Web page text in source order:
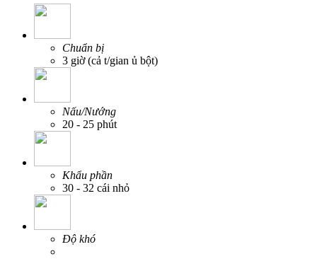
Chuẩn bị
3 giờ (cả t/gian ủ bột)
Nấu/Nướng
20 - 25 phút
Khẩu phần
30 - 32 cái nhỏ
Độ khó